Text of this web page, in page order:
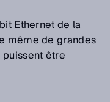
Ethernet de la
même de grandes
être